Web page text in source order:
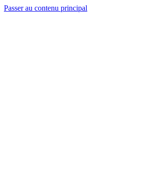
Passer au contenu principal